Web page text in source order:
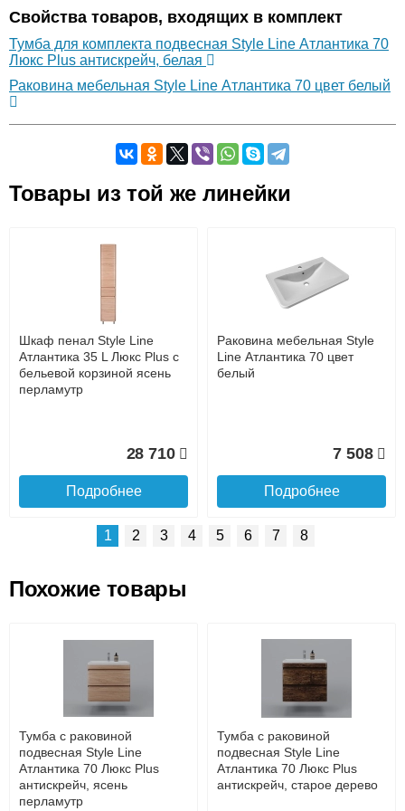
Свойства товаров, входящих в комплект
Тумба для комплекта подвесная Style Line Атлантика 70
Люкс Plus антискрейч, белая
Раковина мебельная Style Line Атлантика 70 цвет белый
Оставьте отзыв
Доставка сантехники по Москве и Московской области
возможность
Наличный расчёт
Банковской картой на сайте в режиме реального
времени
Банковской картой при получении товара как при
доставке, так и самовывозом
Интернет-деньгами (Yandex-деньги, Web-money,
Qiwi-кошельки и другие).
Безналичный расчёт (возможно и с НДС)
подробнее...
Товары из той же линейки
Шкаф пенал Style Line
Атлантика 35 L Люкс Plus с
бельевой корзиной ясень
перламутр
28 710
Подробнее
Раковина мебельная Style
Line Атлантика 70 цвет
белый
7 508
Подробнее
Тумба для комплекта
напольная Style Line
Атлантика 70 Люкс Plus
антискрейч, белая
22 690
Подробнее
Шкаф пенал Style Line
Атлантика 35 L Люкс Plus с
бельевой корзиной Белый
матовый антискрейтч
28 710
Подробнее
1 2 3 4 5 6 7 8
Похожие товары
Тумба с раковиной
подвесная Style Line
Атлантика 70 Люкс Plus
антискрейч, ясень
перламутр
Тумба с раковиной
подвесная Style Line
Атлантика 70 Люкс Plus
антискрейч, старое дерево